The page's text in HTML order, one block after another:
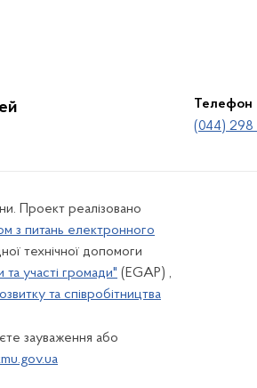
Телефон
(044) 298
Проект реалізовано
з питань електронного
технічної допомоги
та участі громади" (EGAP) ,
та співробітництва
зауваження або